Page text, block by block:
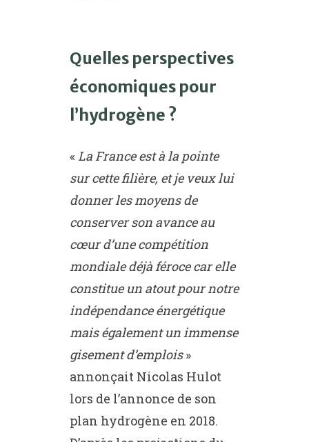
Quelles perspectives
économiques pour
l’hydrogène ?
« La France est à la pointe
sur cette filière, et je veux lui
donner les moyens de
conserver son avance au
cœur d’une compétition
mondiale déjà féroce car elle
constitue un atout pour notre
indépendance énergétique
mais également un immense
gisement d’emplois»
annonçait Nicolas Hulot
lors de l’annonce de son
plan hydrogène en 2018.